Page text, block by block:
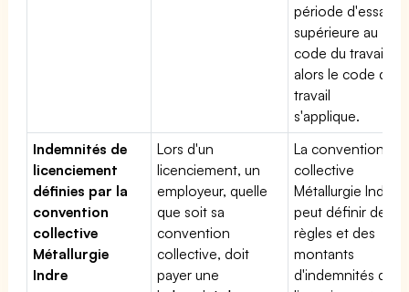
période d'essai
supérieure au
code du travail,
alors le code du
travail
s'applique.
Indemnités de
licenciement
définies par la
convention
collective
Métallurgie
Indre
Lors d'un
licenciement, un
employeur, quelle
que soit sa
convention
collective, doit
payer une
La convention
collective
Métallurgie Indre
peut définir des
règles et des
montants
d'indemnités de